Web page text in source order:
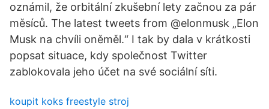
oznámil, že orbitální zkušební lety začnou za pár
měsíců. The latest tweets from @elonmusk „Elon
Musk na chvíli oněměl.“ I tak by dala v krátkosti
popsat situace, kdy společnost Twitter
zablokovala jeho účet na své sociální síti.
koupit koks freestyle stroj